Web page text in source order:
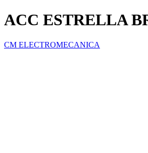
ACC ESTRELLA
CM ELECTROMECANICA